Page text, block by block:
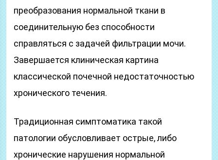
преобразования нормальной ткани в
соединительную без способности
справляться с задачей фильтрации мочи.
Завершается клиническая картина
классической почечной недостаточностью
хронического течения.
Традиционная симптоматика такой
патологии обусловливает острые, либо
хронические нарушения нормальной